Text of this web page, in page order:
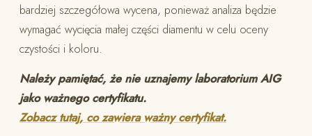
bardziej szczegółowa wycena, ponieważ analiza będzie
wymagać wycięcia małej części diamentu w celu oceny
czystości i koloru.
Należy pamiętać, że nie uznajemy laboratorium AIG
jako ważnego certyfikatu.
Zobacz tutaj, co zawiera ważny certyfikat.